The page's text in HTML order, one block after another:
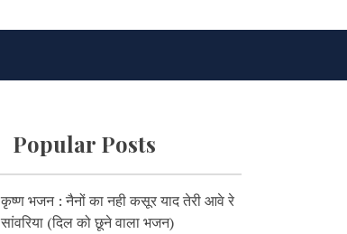
Popular Posts
कृष्ण भजन : नैनों का नही कसूर याद तेरी आवे रे
सांवरिया (दिल को छूने वाला भजन)